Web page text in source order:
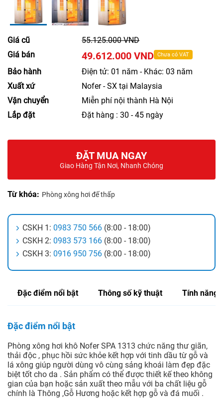
Giá cũ
55.125.000 VND
Giá bán
49.612.000 VND Chưa có VAT
Bảo hành
Điện tử: 01 năm - Khác: 03 năm
Xuất xứ
Nofer - SX tại Malaysia
Vận chuyển
Miễn phí nội thành Hà Nội
Lắp đặt
Đặt hàng : 30 - 45 ngày
ĐẶT MUA NGAY
Giao Hàng Tận Nơi, Nhanh Chóng
Từ khóa: Phòng xông hơi đế thấp
CSKH 1: 0983 750 566 (8:00 - 18:00)
CSKH 2: 0983 573 166 (8:00 - 18:00)
CSKH 3: 0916 950 756 (8:00 - 18:00)
Đặc điểm nổi bật Thông số kỹ thuật Tính năng
Đặc điểm nổi bật
Phòng xông hơi khô Nofer SPA 1313 chức năng thư giãn,
thải độc , phục hồi sức khỏe kết hợp với tinh dầu từ gỗ và
lá xông giúp người dùng vô cùng sảng khoái làm đẹp đặc
biệt tốt cho da . Sản phẩm có thể được thiết kế theo không
gian của bạn hoặc sản xuất theo mẫu với ba chất liệu gỗ
chính là Thông ,Gỗ Hương hoặc kết hợp gỗ và đá muối .